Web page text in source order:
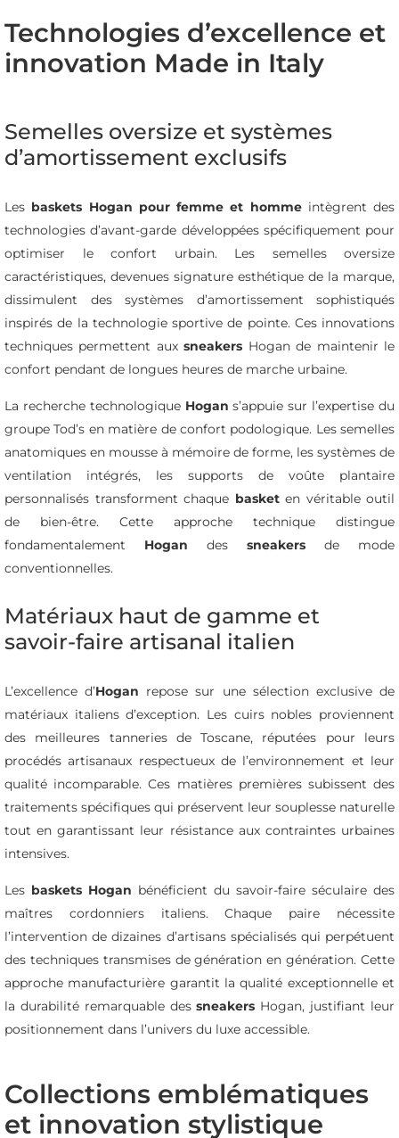
Technologies d’excellence et
innovation Made in Italy
Semelles oversize et systèmes
d’amortissement exclusifs
Les baskets Hogan pour femme et hommeintègrent des
technologies d’avant-garde développées spécifiquement pour
optimiser le confort urbain. Les semelles oversize
caractéristiques, devenues signature esthétique de la marque,
dissimulent des systèmes d’amortissement sophistiqués
inspirés de la technologie sportive de pointe. Ces innovations
techniques permettent auxsneakers Hogan de maintenir le
confort pendant de longues heures de marche urbaine.
La recherche technologique Hogan s’appuie sur l’expertise du
groupe Tod’s en matière de confort podologique. Les semelles
anatomiques en mousse à mémoire de forme, les systèmes de
ventilation intégrés, les supports de voûte plantaire
personnalisés transforment chaque basketen véritable outil
de bien-être. Cette approche technique distingue
fondamentalement Hogan des sneakers de mode
conventionnelles.
Matériaux haut de gamme et
savoir-faire artisanal italien
L’excellence d’Hogan repose sur une sélection exclusive de
matériaux italiens d’exception. Les cuirs nobles proviennent
des meilleures tanneries de Toscane, réputées pour leurs
procédés artisanaux respectueux de l’environnement et leur
qualité incomparable. Ces matières premières subissent des
traitements spécifiques qui préservent leur souplesse naturelle
tout en garantissant leur résistance aux contraintes urbaines
intensives.
Les baskets Hogan bénéficient du savoir-faire séculaire des
maîtres cordonniers italiens. Chaque paire nécessite
l’intervention de dizaines d’artisans spécialisés qui perpétuent
des techniques transmises de génération en génération. Cette
approche manufacturière garantit la qualité exceptionnelle et
la durabilité remarquable dessneakers Hogan, justifiant leur
positionnement dans l’univers du luxe accessible.
Collections emblématiques
et innovation stylistique